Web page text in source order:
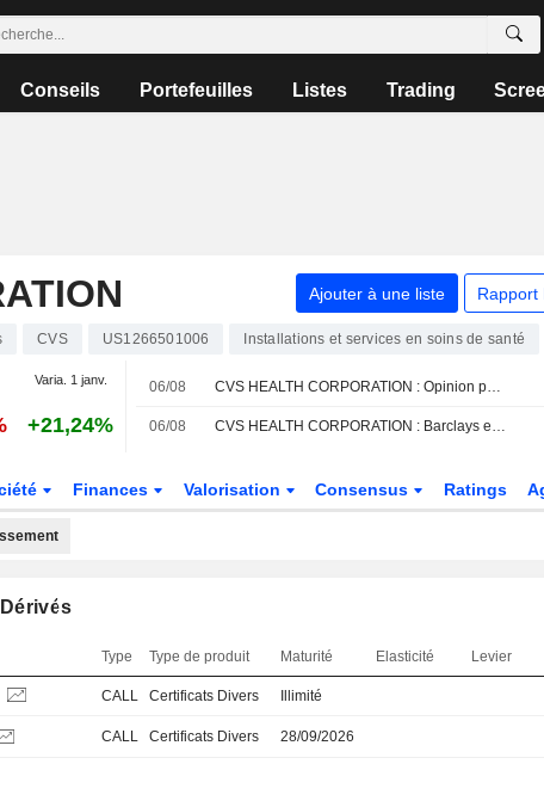
Conseils Portefeuilles Listes Trading
Ajouter à une liste Rapport
CVS US1266501006 Installations et services en soins de santé
Varia. 1 janv.
+21,24%
06/08 CVS HEALTH CORPORATION : Opinion positive de UBS
06/08 CVS HEALTH CORPORATION : Barclays est négatif
Finances Valorisation Consensus Ratings
Type Type de produit Maturité Elasticité Levier
CALL Certificats Divers Illimité
CALL Certificats Divers 28/09/2026